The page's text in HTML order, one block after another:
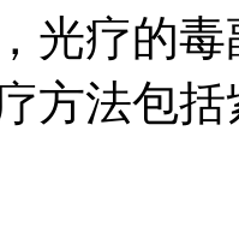
光疗的
方法包